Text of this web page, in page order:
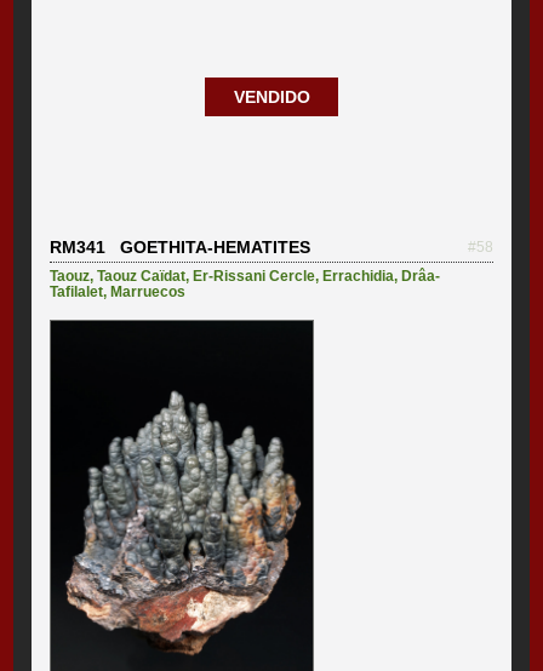
VENDIDO
RM341 GOETHITA-HEMATITES
#58
Taouz,Taouz Caïdat,Er-Rissani Cercle,Errachidia,Drâa-
Tafilalet,Marruecos